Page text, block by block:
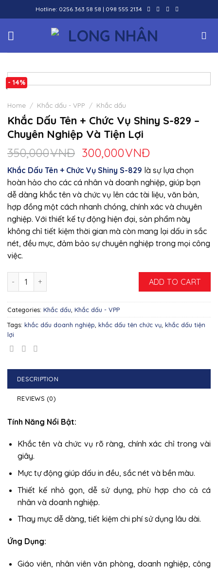
to
content
Hotline: 0256 363 58 58 | 098 555 2134
- 14%
Home / Khắc dấu - VPP / Khắc dấu
Khắc Dấu Tên + Chức Vụ Shiny S-829 –
Chuyên Nghiệp Và Tiện Lợi
350,000VNĐ 300,000VNĐ
Khắc Dấu Tên + Chức Vụ Shiny S-829 là sự lựa chọn
hoàn hảo cho các cá nhân và doanh nghiệp, giúp bạn
dễ dàng khắc tên và chức vụ lên các tài liệu, văn bản,
hợp đồng một cách nhanh chóng, chính xác và chuyên
nghiệp. Với thiết kế tự động hiện đại, sản phẩm này
không chỉ tiết kiệm thời gian mà còn mang lại dấu in sắc
nét, đều mực, đảm bảo sự chuyên nghiệp trong mọi công
việc.
ADD TO CART
Categories: Khắc dấu Khắc dấu - VPP
Tags: khắc dấu doanh nghiệp khắc dấu tên chức vụ khắc dấu tiện
lợi
DESCRIPTION
REVIEWS (0)
Tính Năng Nổi Bật:
Khắc tên và chức vụ rõ ràng, chính xác chỉ trong vài
giây.
Mực tự động giúp dấu in đều, sắc nét và bền màu.
Thiết kế nhỏ gọn, dễ sử dụng, phù hợp cho cả cá
nhân và doanh nghiệp.
Thay mực dễ dàng, tiết kiệm chi phí sử dụng lâu dài.
Ứng Dụng:
Giáo viên, nhân viên văn phòng, doanh nghiệp, công